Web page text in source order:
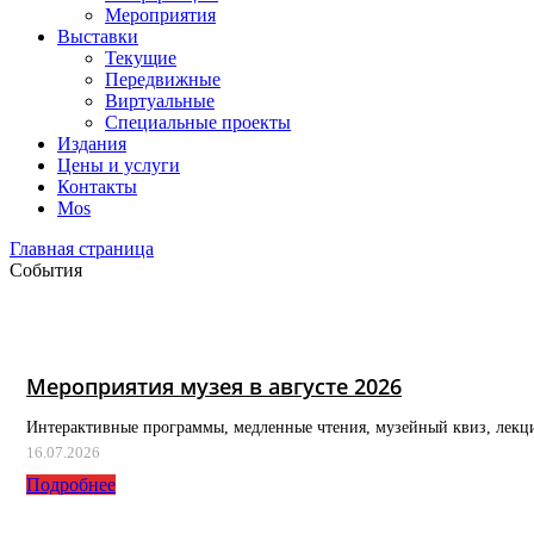
Мероприятия
Выставки
Текущие
Передвижные
Виртуальные
Специальные проекты
Издания
Цены и услуги
Контакты
Mos
Главная страница
События
Мероприятия музея в августе 2026
Интерактивные программы, медленные чтения, музейный квиз,
16.07.2026
Подробнее